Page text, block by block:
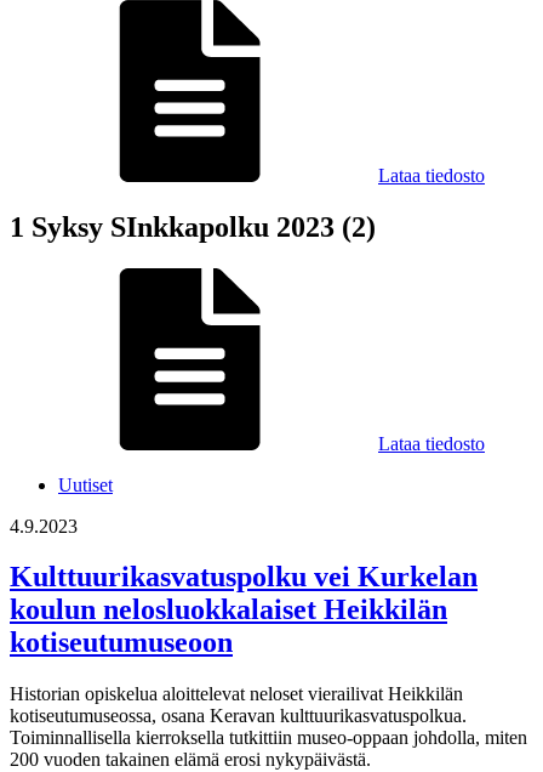
Lataa tiedosto
1 Syksy SInkkapolku 2023 (2)
Lataa tiedosto
Uutiset
4.9.2023
Kulttuurikasvatuspolku vei Kurkelan
koulun nelosluokkalaiset Heikkilän
kotiseutumuseoon
Historian opiskelua aloittelevat neloset vierailivat Heikkilän
kotiseutumuseossa, osana Keravan kulttuurikasvatuspolkua.
Toiminnallisella kierroksella tutkittiin museo-oppaan johdolla, miten
200 vuoden takainen elämä erosi nykypäivästä.